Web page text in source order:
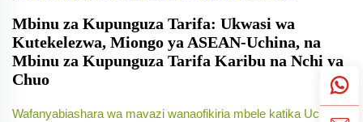
Mbinu za Kupunguza Tarifa: Ukwasi wa
Kutekelezwa, Miongo ya ASEAN-Uchina, na
Mbinu za Kupunguza Tarifa Karibu na Nchi ya
Chuo
Wafanyabiashara wa mavazi wanaofikiria mbele katika Uchina